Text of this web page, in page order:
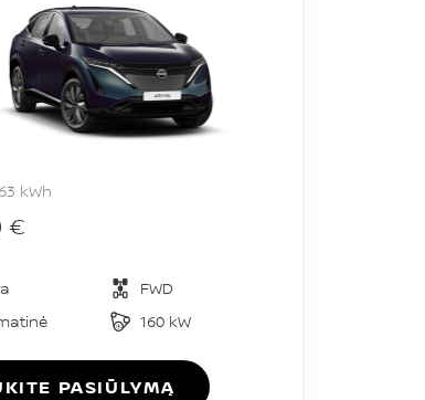
kWh
€
FWD
160 kW
PASIŪLYMĄ